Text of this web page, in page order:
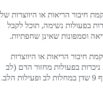
חיבור הריאות או היווצרות של
בפעולות נשימה, תוכל לקבל
חיבור הריאות או היווצרות
בפעולות מחזור הדם (לב